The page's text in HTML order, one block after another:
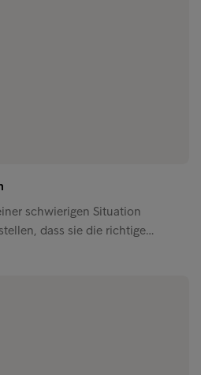
schwierigen Situation
dass sie die richtige…